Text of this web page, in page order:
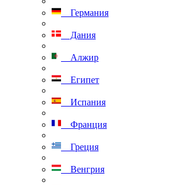
Германия
Дания
Алжир
Египет
Испания
Франция
Греция
Венгрия